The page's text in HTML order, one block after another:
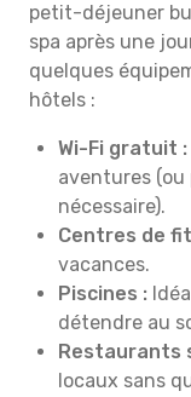
petit-déjeuner
spa après une
quelques
hôtels :
Wi-Fi gratuit :
aventures (ou
nécessaire).
Centres de
vacances.
Piscines :
détendre au
Restaurants
locaux sans